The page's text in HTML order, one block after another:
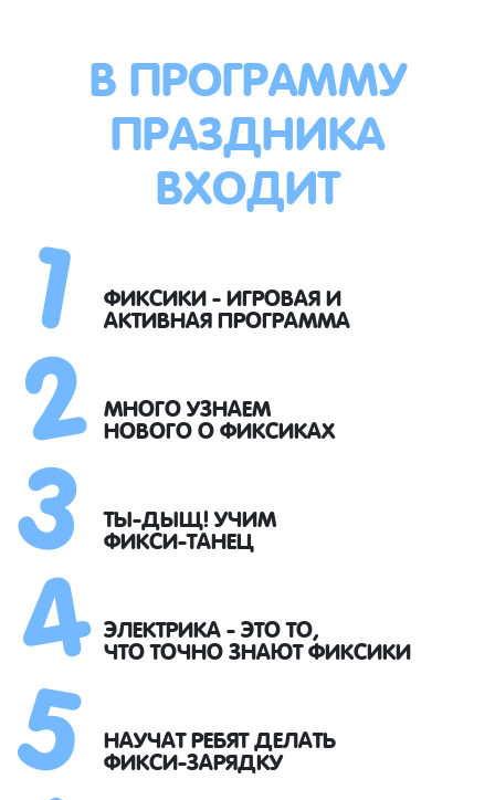
В ПРОГРАММУ
ПРАЗДНИКА
ВХОДИТ
ФИКСИКИ - ИГРОВАЯ И
АКТИВНАЯ ПРОГРАММА
МНОГО УЗНАЕМ
НОВОГО О ФИКСИКАХ
ТЫ-ДЫЩ! УЧИМ
ФИКСИ-ТАНЕЦ
ЭЛЕКТРИКА - ЭТО ТО,
ЧТО ТОЧНО ЗНАЮТ ФИКСИКИ
НАУЧАТ РЕБЯТ ДЕЛАТЬ
ФИКСИ-ЗАРЯДКУ